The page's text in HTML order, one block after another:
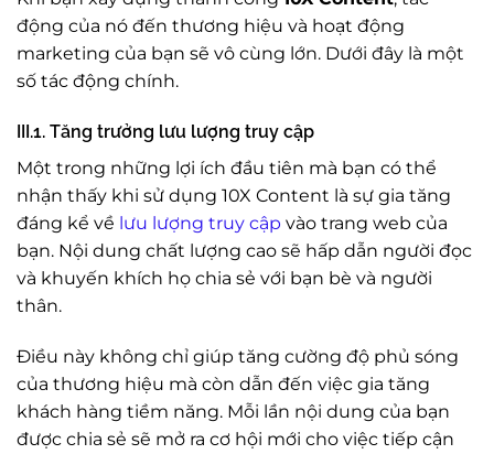
động của nó đến thương hiệu và hoạt động
marketing của bạn sẽ vô cùng lớn. Dưới đây là một
số tác động chính.
III.1. Tăng trưởng lưu lượng truy cập
Một trong những lợi ích đầu tiên mà bạn có thể
nhận thấy khi sử dụng 10X Content là sự gia tăng
đáng kể về lưu lượng truy cập vào trang web của
bạn. Nội dung chất lượng cao sẽ hấp dẫn người đọc
và khuyến khích họ chia sẻ với bạn bè và người
thân.
Điều này không chỉ giúp tăng cường độ phủ sóng
của thương hiệu mà còn dẫn đến việc gia tăng
khách hàng tiềm năng. Mỗi lần nội dung của bạn
được chia sẻ sẽ mở ra cơ hội mới cho việc tiếp cận